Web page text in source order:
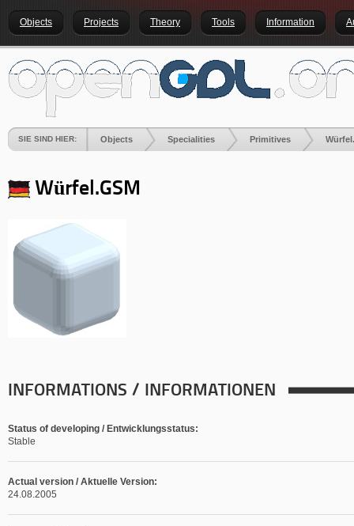
Objects Projects Theory Tools Information
SIE SIND HIER: Objects Specialities Primitives
Würfel.GSM
INFORMATIONS / INFORMATIONEN
Status of developing / Entwicklungsstatus:
Stable
Actual version / Aktuelle Version:
24.08.2005